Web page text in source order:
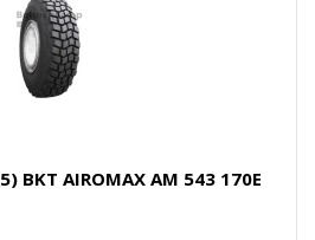
BKT AIROMAX AM 543 170E